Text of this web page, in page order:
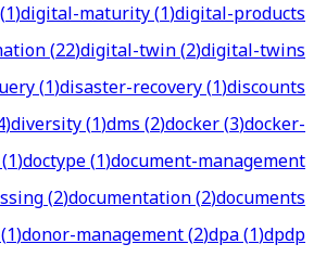
1)digital-maturity(1)digital-products
(22)digital-twin(2)digital-twins
(1)disaster-recovery(1)discounts
)diversity(1)dms(2)docker(3)docker-
1)doctype(1)document-management
(2)documentation(2)documents
1)donor-management(2)dpa(1)dpdp